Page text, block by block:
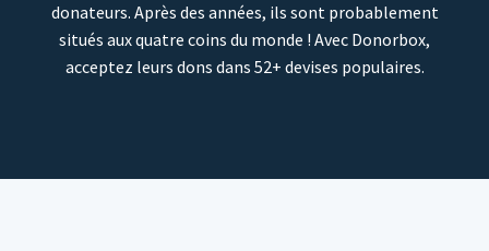
donateurs. Après des années, ils sont probablement
situés aux quatre coins du monde ! Avec Donorbox,
acceptez leurs dons dans 52+ devises populaires.